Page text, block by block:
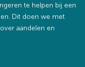
te helpen bij een
Dit doen we met
aandelen en